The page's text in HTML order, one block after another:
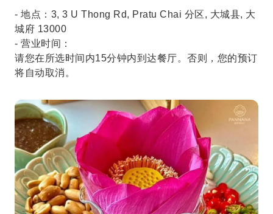
- 地点：3, 3 U Thong Rd, Pratu Chai 分区, 大城县, 大
城府 13000
- 营业时间：
请您在所选时间内15分钟内到达餐厅。否则，您的预订
将自动取消。